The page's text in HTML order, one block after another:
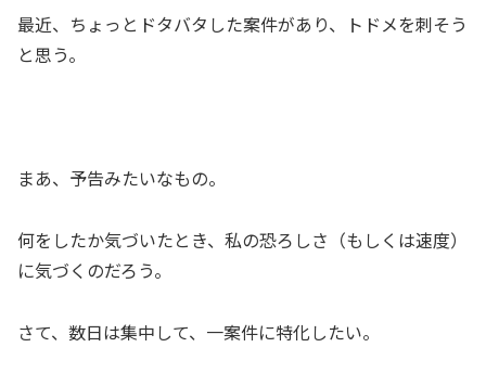
最近、ちょっとドタバタした案件があり、トドメを刺そう
と思う。
まあ、予告みたいなもの。
何をしたか気づいたとき、私の恐ろしさ（もしくは速度）
に気づくのだろう。
さて、数日は集中して、一案件に特化したい。